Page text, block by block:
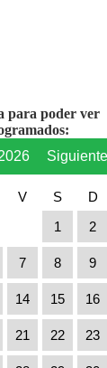
para poder ver
Siguiente
V S
D
1
2
7 8 9
14 15 16
21 22 23